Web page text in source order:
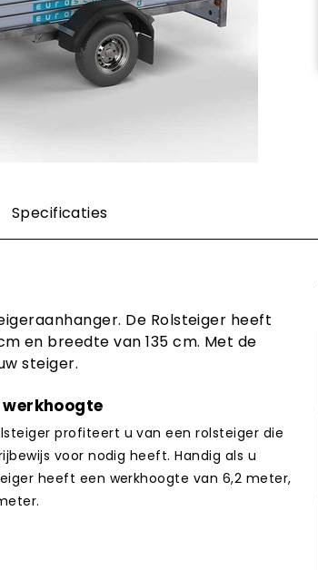
Specificaties
De Rolsteiger heeft
en breedte van 135 cm. Met de
steiger.
profiteert u van een rolsteiger die
voor nodig heeft. Handig als u
heeft een werkhoogte van 6,2 meter,